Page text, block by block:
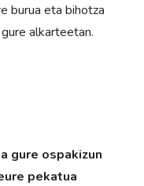
burua eta bihotza
alkarteetan.
gure ospakizun
pekatua